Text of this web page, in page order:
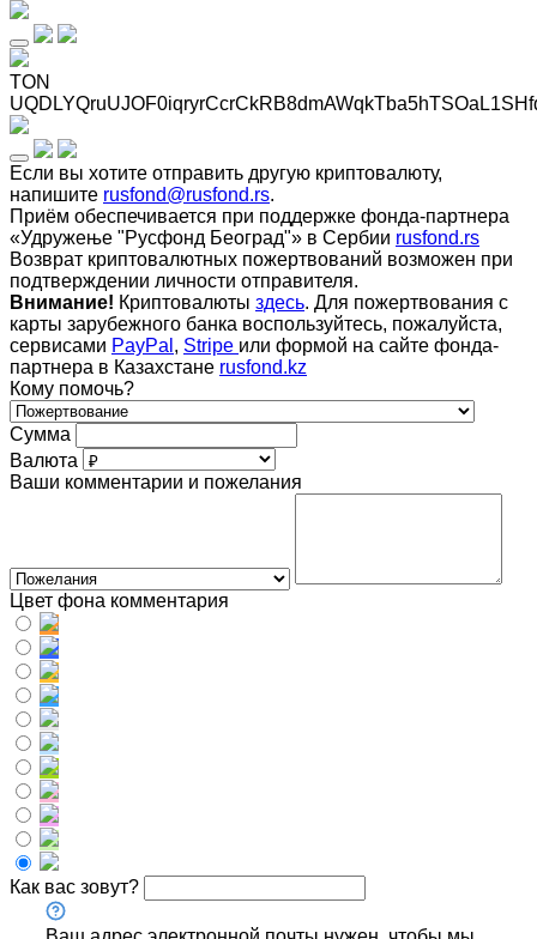
TON
Если вы хотите отправить другую криптовалюту,
напишите rusfond@rusfond.rs.
Приём обеспечивается при поддержке фонда-партнера
«Удружење "Русфонд Београд"» в Сербии rusfond.rs
Возврат криптовалютных пожертвований возможен при
подтверждении личности отправителя.
Внимание! Криптовалюты здесь. Для пожертвования с
карты зарубежного банка воспользуйтесь, пожалуйста,
сервисами PayPal , Stripe или формой на сайте фонда-
партнера в Казахстане rusfond.kz
Кому помочь?
Сумма
Валюта
Ваши комментарии и пожелания
Цвет фона комментария
Как вас зовут?